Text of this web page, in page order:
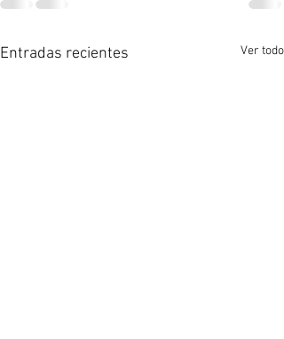
Entradas recientes Ver todo